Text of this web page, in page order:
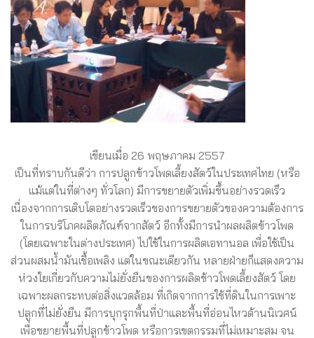
เขียนเมื่อ 26 พฤษภาคม 2557
เป็นที่ทราบกันดีว่า การปลูกข้าวโพดเลี้ยงสัตว์ในประเทศไทย (หรือ
แม้แต่ในที่ต่างๆ ทั่วโลก) มีการขยายตัวเพิ่มขึ้นอย่างรวดเร็ว
เนื่องจากการเติบโตอย่างรวดเร็วของการขยายตัวของความต้องการ
ในการบริโภคผลิตภัณฑ์จากสัตว์ อีกทั้งมีการนำผลผลิตข้าวโพด
(โดยเฉพาะในต่างประเทศ) ไปใช้ในการผลิตเอทานอล เพื่อใช้เป็น
ส่วนผสมน้ำมันเชื้อเพลิง แต่ในขณะเดียวกัน หลายฝ่ายก็แสดงความ
ห่วงใยเกี่ยวกับความไม่ยั่งยืนของการผลิตข้าวโพดเลี้ยงสัตว์ โดย
เฉพาะผลกระทบต่อสิ่งแวดล้อม ที่เกิดจากการใช้ที่ดินในการเพาะ
ปลูกที่ไม่ยั่งยืน มีการบุกรุกพื้นที่ป่าและพื้นที่อ่อนไหวด้านนิเวศน์
เพื่อขยายพื้นที่ปลูกข้าวโพด หรือการเขตกรรมที่ไม่เหมาะสม จน